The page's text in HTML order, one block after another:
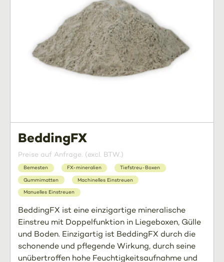
BeddingFX
Preise auf Anfrage. (excl. BTW.)
Bemesten FX-mineralien Tiefstreu-Boxen
Gummimatten Machinelles Einstreuen
Manuelles Einstreuen
BeddingFX ist eine einzigartige mineralische
Einstreu mit Doppelfunktion in Liegeboxen, Gülle
und Boden. Einzigartig ist BeddingFX durch die
schonende und pflegende Wirkung, durch seine
unübertroffen hohe Feuchtigkeitsaufnahme und